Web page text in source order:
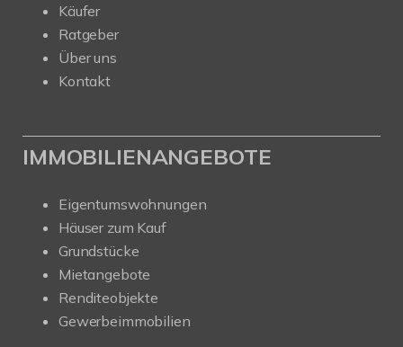
Käufer
Ratgeber
Über uns
Kontakt
IMMOBILIENANGEBOTE
Eigentumswohnungen
Häuser zum Kauf
Grundstücke
Mietangebote
Renditeobjekte
Gewerbeimmobilien